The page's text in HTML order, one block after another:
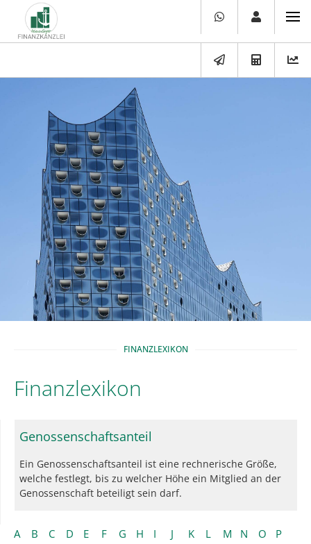
FINANZLEXIKON
Finanzlexikon
A B C D E F G H I J K L M N O
P
Genossenschaftsanteil
Ein Genossenschaftsanteil ist eine rechnerische Größe,
welche festlegt, bis zu welcher Höhe ein Mitglied an der
Genossenschaft beteiligt sein darf.